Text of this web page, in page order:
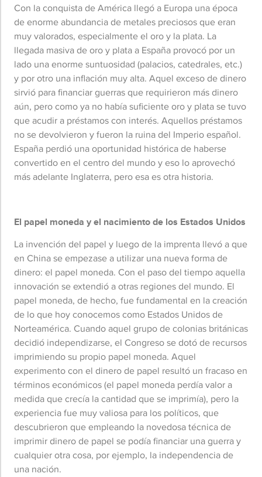
Con la conquista de América llegó a Europa una época
de enorme abundancia de metales preciosos que eran
muy valorados, especialmente el oro y la plata. La
llegada masiva de oro y plata a España provocó por un
lado una enorme suntuosidad (palacios, catedrales, etc.)
y por otro una inflación muy alta. Aquel exceso de dinero
sirvió para financiar guerras que requirieron más dinero
aún, pero como ya no había suficiente oro y plata se tuvo
que acudir a préstamos con interés. Aquellos préstamos
no se devolvieron y fueron la ruina del Imperio español.
España perdió una oportunidad histórica de haberse
convertido en el centro del mundo y eso lo aprovechó
más adelante Inglaterra, pero esa es otra historia.
El papel moneda y el nacimiento de los Estados Unidos
La invención del papel y luego de la imprenta llevó a que
en China se empezase a utilizar una nueva forma de
dinero: el papel moneda. Con el paso del tiempo aquella
innovación se extendió a otras regiones del mundo. El
papel moneda, de hecho, fue fundamental en la creación
de lo que hoy conocemos como Estados Unidos de
Norteamérica. Cuando aquel grupo de colonias británicas
decidió independizarse, el Congreso se dotó de recursos
imprimiendo su propio papel moneda. Aquel
experimento con el dinero de papel resultó un fracaso en
términos económicos (el papel moneda perdía valor a
medida que crecía la cantidad que se imprimía), pero la
experiencia fue muy valiosa para los políticos, que
descubrieron que empleando la novedosa técnica de
imprimir dinero de papel se podía financiar una guerra y
cualquier otra cosa, por ejemplo, la independencia de
una nación.